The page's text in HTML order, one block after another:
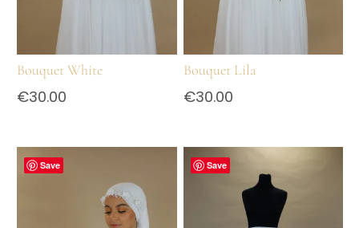
Bouquet White
€30.00
Bouquet Lila
€30.00
Save Save